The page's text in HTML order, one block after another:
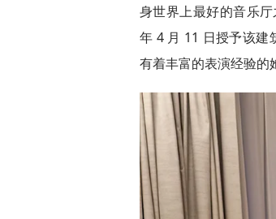
身世界上最好的音乐
年 4 月 11 日授予该建
有着丰富的表演经验的